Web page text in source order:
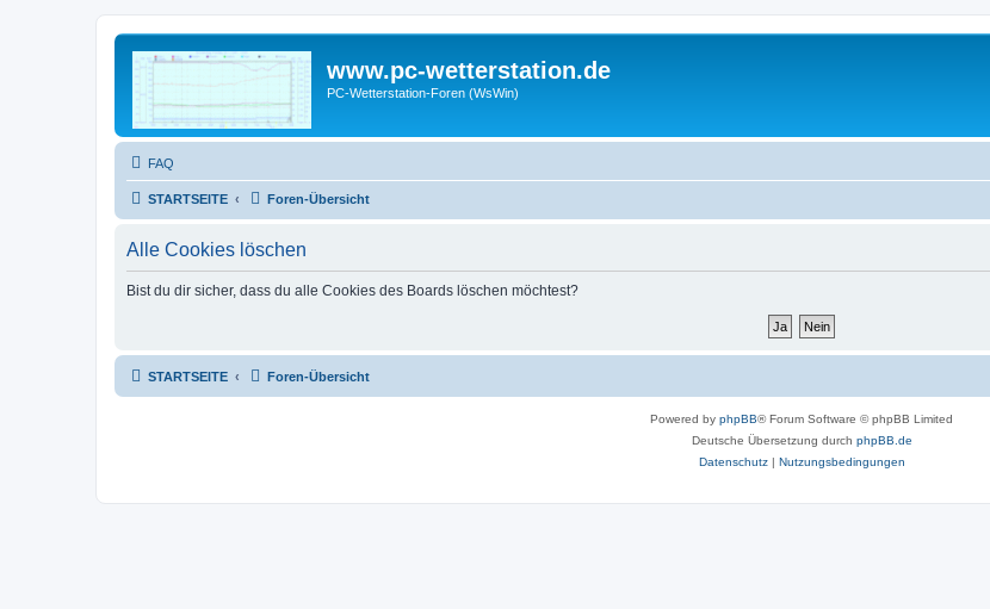
www.pc-wetterstation.de
PC-Wetterstation-Foren (WsWin)
FAQ
STARTSEITE Foren-Übersicht
Alle Cookies löschen
Bist du dir sicher, dass du alle Cookies des Boards löschen möchtest?
STARTSEITE Foren-Übersicht
Powered by phpBB® Forum Software © phpBB Limited
Deutsche Übersetzung durch phpBB.de
Datenschutz| Nutzungsbedingungen